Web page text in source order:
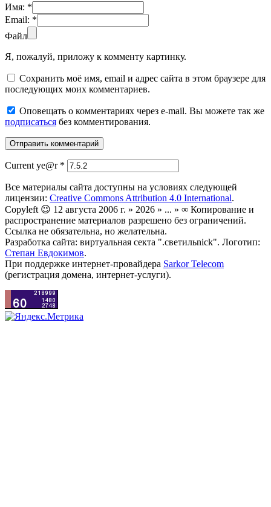
Имя: *
Email: *
Файл
Я, пожалуй, приложу к комменту картинку.
Сохранить моё имя, email и адрес сайта в этом браузере для
последующих моих комментариев.
Оповещать о комментариях через e-mail. Вы можете так же
подписаться без комментирования.
Current ye@r *
Все материалы сайта доступны на условиях следующей
лицензии: Creative Commons Attribution 4.0 International.
Copyleft 😉 12 августа 2006 г. » 2026 » ... » ∞ Копирование и
распространение материалов разрешено без ограничений.
Ссылка не обязательна, но желательна.
Разработка сайта: виртуальная секта ".светильnick". Логотип:
Степан Евдокимов.
При поддержке интернет-провайдера Sarkor Telecom
(регистрация домена, интернет-услуги).